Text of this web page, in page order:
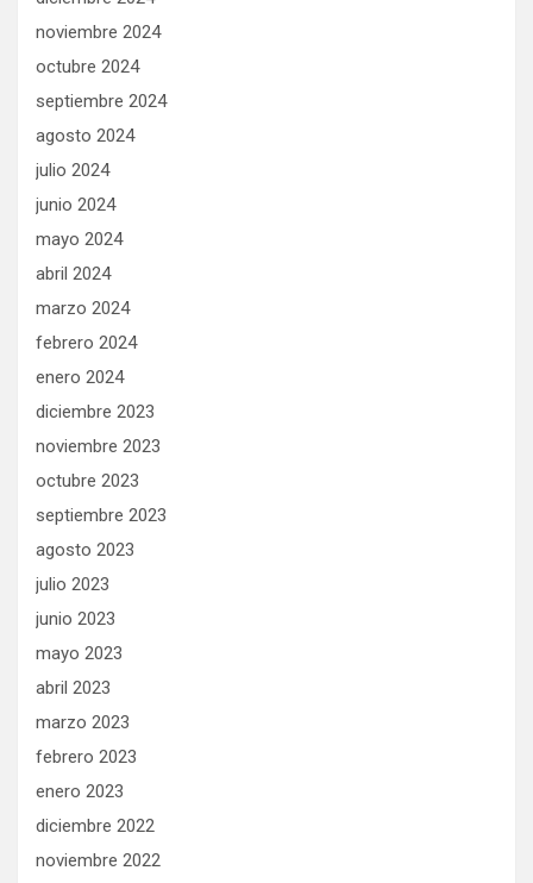
noviembre 2024
octubre 2024
septiembre 2024
agosto 2024
julio 2024
junio 2024
mayo 2024
abril 2024
marzo 2024
febrero 2024
enero 2024
diciembre 2023
noviembre 2023
octubre 2023
septiembre 2023
agosto 2023
julio 2023
junio 2023
mayo 2023
abril 2023
marzo 2023
febrero 2023
enero 2023
diciembre 2022
noviembre 2022